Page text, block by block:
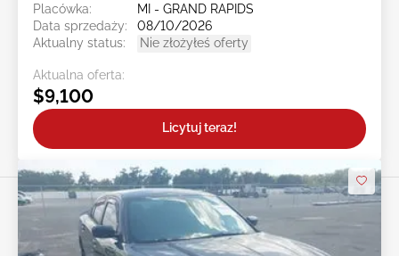
Placówka:
MI - GRAND RAPIDS
Data sprzedaży:
08/10/2026
Aktualny status:
Nie złożyłeś oferty
Aktualna oferta:
$9,100
Licytuj teraz!